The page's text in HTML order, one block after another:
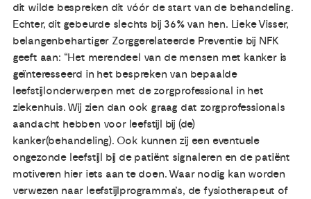
dit wilde bespreken dit vóór de start van de behandeling.
Echter, dit gebeurde slechts bij 36% van hen. Lieke Visser,
belangenbehartiger Zorggerelateerde Preventie bij NFK
geeft aan: “Het merendeel van de mensen met kanker is
geïnteresseerd in het bespreken van bepaalde
leefstijlonderwerpen met de zorgprofessional in het
ziekenhuis. Wij zien dan ook graag dat zorgprofessionals
aandacht hebben voor leefstijl bij (de)
kanker(behandeling). Ook kunnen zij een eventuele
ongezonde leefstijl bij de patiënt signaleren en de patiënt
motiveren hier iets aan te doen. Waar nodig kan worden
verwezen naar leefstijlprogramma’s, de fysiotherapeut of